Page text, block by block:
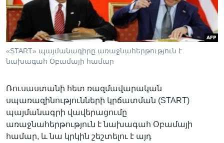
Լեզուներ
«START» պայմանագիրը առաջնահերթություն է
նախագահ Օբամայի համար
Ռուսաստանի հետ ռազմավարական
սպառազինությունների կրճատման (START)
պայմանագրի վավերացումը
առաջնահերթություն է նախագահ Օբամայի
համար, և նա կրկին շեշտելու է այդ